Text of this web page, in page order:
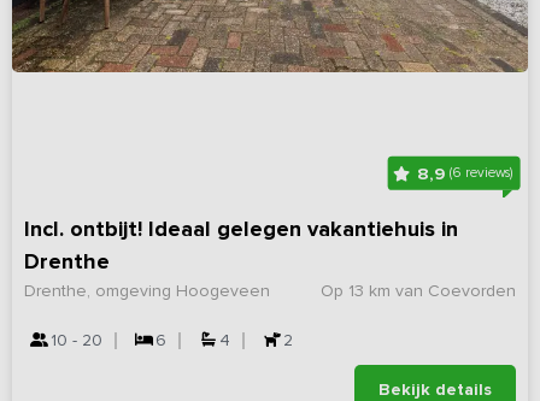
8,9(6 reviews)
Incl. ontbijt! Ideaal gelegen vakantiehuis in
Drenthe
Op 13 km van Coevorden
Drenthe, omgeving Hoogeveen
10 - 20 6 4 2
Bekijk details